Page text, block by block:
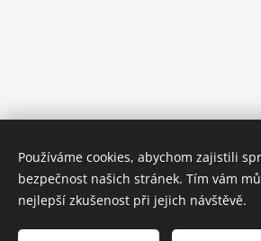
Používáme cookies, abychom zajistili
bezpečnost našich stránek. Tím vám
nejlepší zkušenost při jejich návštěvě.